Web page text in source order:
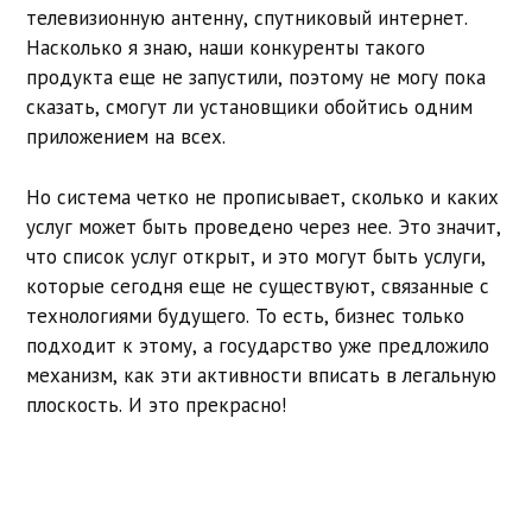
телевизионную антенну, спутниковый интернет.
Насколько я знаю, наши конкуренты такого
продукта еще не запустили, поэтому не могу пока
сказать, смогут ли установщики обойтись одним
приложением на всех.
Но система четко не прописывает, сколько и каких
услуг может быть проведено через нее. Это значит,
что список услуг открыт, и это могут быть услуги,
которые сегодня еще не существуют, связанные с
технологиями будущего. То есть, бизнес только
подходит к этому, а государство уже предложило
механизм, как эти активности вписать в легальную
плоскость. И это прекрасно!